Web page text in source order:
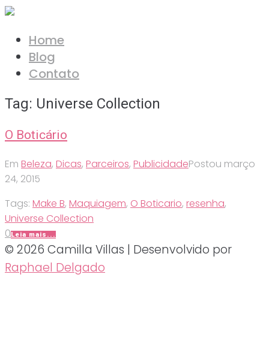
Ir
conteúdo
Home
Blog
Contato
Tag: Universe Collection
O Boticário
Em Beleza, Dicas, Parceiros, PublicidadePostou março
24, 2015
Tags: Make B, Maquiagem, O Boticario, resenha,
Universe Collection
0Leia mais...
© 2026 Camilla Villas | Desenvolvido por
Raphael Delgado